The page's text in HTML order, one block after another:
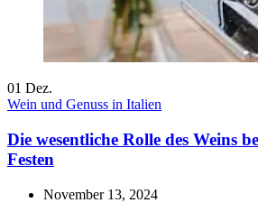
01 Dez.
Wein und Genuss in Italien
Die wesentliche Rolle des Weins
Festen
November 13, 2024